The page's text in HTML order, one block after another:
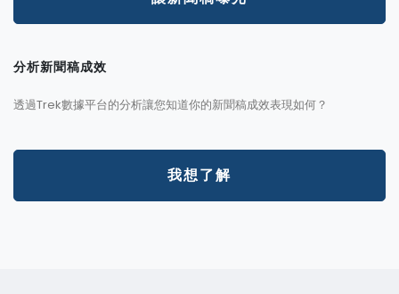
分析新聞稿成效
透過Trek數據平台的分析讓您知道你的新聞稿成效表現如何？
我想了解